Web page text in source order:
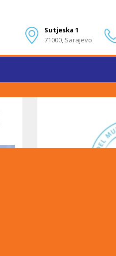
Sutjeska 1
71000, Sarajevo